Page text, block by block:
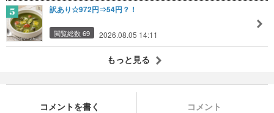
訳あり☆972円⇒54円？！
閲覧総数 69 2026.08.05 14:11
もっと見る
コメントを書く コメント